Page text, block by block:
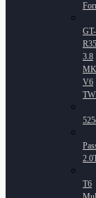
GT-
R35
3.8
V6
T6